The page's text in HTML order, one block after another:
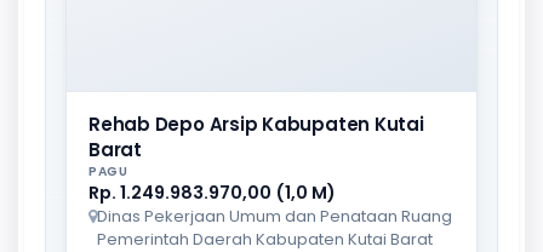
Rehab Depo Arsip Kabupaten Kutai
Barat
PAGU
Rp. 1.249.983.970,00 (1,0 M)
Dinas Pekerjaan Umum dan Penataan Ruang
Pemerintah Daerah Kabupaten Kutai Barat